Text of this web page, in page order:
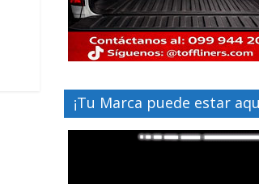
¡Tu Marca puede estar